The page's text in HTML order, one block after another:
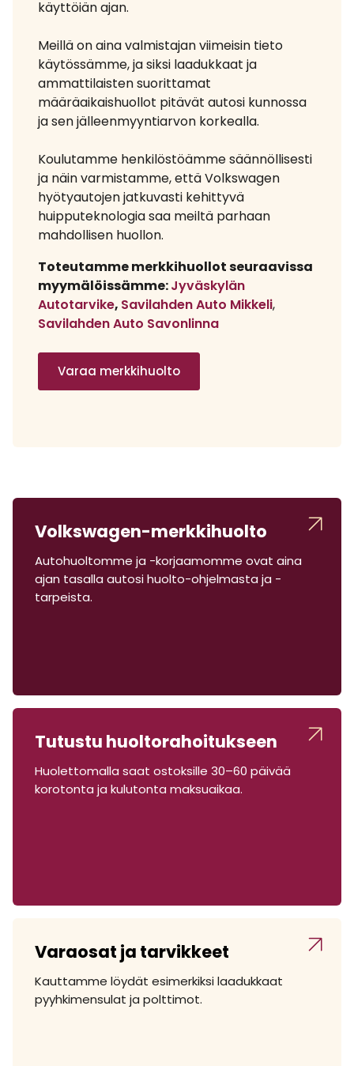
käyttöiän ajan.
Meillä on aina valmistajan viimeisin tieto
käytössämme, ja siksi laadukkaat ja
ammattilaisten suorittamat
määräaikaishuollot pitävät autosi kunnossa
ja sen jälleenmyyntiarvon korkealla.
Koulutamme henkilöstöämme säännöllisesti
ja näin varmistamme, että Volkswagen
hyötyautojen jatkuvasti kehittyvä
huipputeknologia saa meiltä parhaan
mahdollisen huollon.
Toteutamme merkkihuollot seuraavissa
myymälöissämme:Jyväskylän
Autotarvike, Savilahden Auto Mikkeli,
Savilahden Auto Savonlinna
Varaa merkkihuolto
Volkswagen-merkkihuolto
Autohuoltomme ja -korjaamomme ovat aina
ajan tasalla autosi huolto-ohjelmasta ja -
tarpeista.
Tutustu huoltorahoitukseen
Huolettomalla saat ostoksille 30–60 päivää
korotonta ja kulutonta maksuaikaa.
Varaosat ja tarvikkeet
Kauttamme löydät esimerkiksi laadukkaat
pyyhkimensulat ja polttimot.